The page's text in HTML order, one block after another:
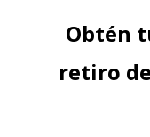
Obtén
retiro